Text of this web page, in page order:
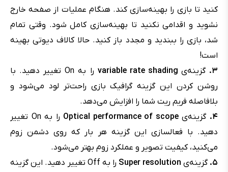
کنید تا بازی را بهینه‌سازی کند. هنگام عملیات از صفحه خارج
نشوید و اقدامی نکنید تا بهینه‌سازی کامل شود. وقتی تمام
شد، بازی را ببندید و مجدد باز کنید. حالا کالاف دیوتی بهینه
است!
۳. گزینه‌ی
را به On تغییر دهید. با
روشن کردن این گزینه گرافیک بازی راحت‌تر لود می‌شود و
بلافاصله فریم ریت شما را افزایش می‌دهد.
۴. گزینه‌یOptical performance of scope
را به On تغییر
دهید. با فعالسازی این گزینه هر بار که روی دشمن زوم
می‌کنید، کیفیت تصویر و عملکرد زوم بهتر می‌شود.
۵. گزینه‌ی Super resolution
را به Off تغییر دهید. این گزینه